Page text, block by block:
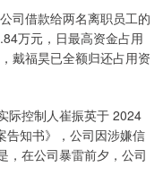
借款给两名离职员工的
万元，日最高资金占用
戴福昊已全额归还占用资
控制人崔振英于 2024
告知书》，公司因涉嫌信
，在公司暴雷前夕，公司